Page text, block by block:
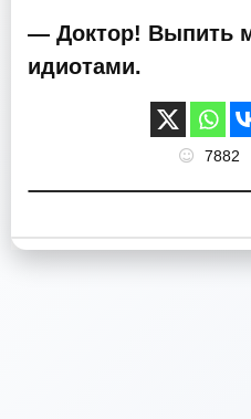
— Доктор! Выпить
идиотами.
7882